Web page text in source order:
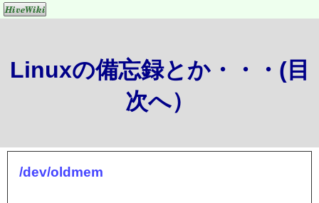
Linuxの備忘録とか・・・(目
次へ）
/dev/oldmem